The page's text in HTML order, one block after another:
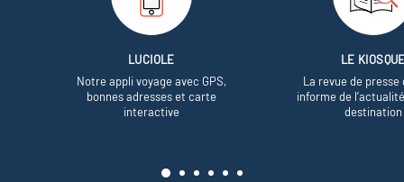
LUCIOLE
Notre appli voyage avec GPS,
bonnes adresses et carte
interactive
LE
La revue de presse
informe de
destination